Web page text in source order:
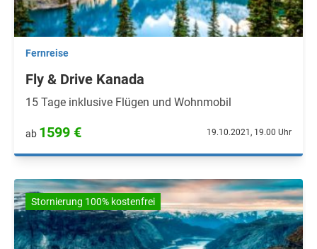
Fernreise
Fly & Drive Kanada
15 Tage inklusive Flügen und Wohnmobil
ab 1599 € 19.10.2021, 19.00 Uhr
Stornierung 100% kostenfrei